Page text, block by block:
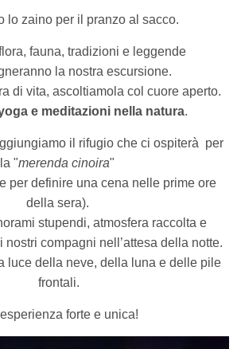
lo zaino per il pranzo al sacco.
fauna, tradizioni e leggende
la nostra escursione.
di vita, ascoltiamola col cuore aperto.
e meditazioni nella natura.
il rifugio che ci ospiterà per
la "merenda cinoira"
per definire una cena nelle prime ore
della sera).
stupendi, atmosfera raccolta e
compagni nell’attesa della notte.
luce della neve, della luna e delle pile
frontali.
forte e unica!